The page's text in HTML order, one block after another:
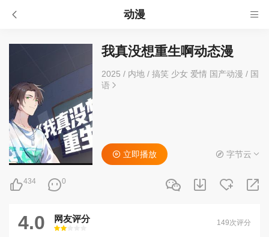
动漫
我真没想重生啊动态漫
2025 / 内地 / 搞笑 少女 爱情 国产动漫/ 国
语
434 0
立即播放 字节云
4.0 网友评分
很差
较差还行推荐力荐
149次评分